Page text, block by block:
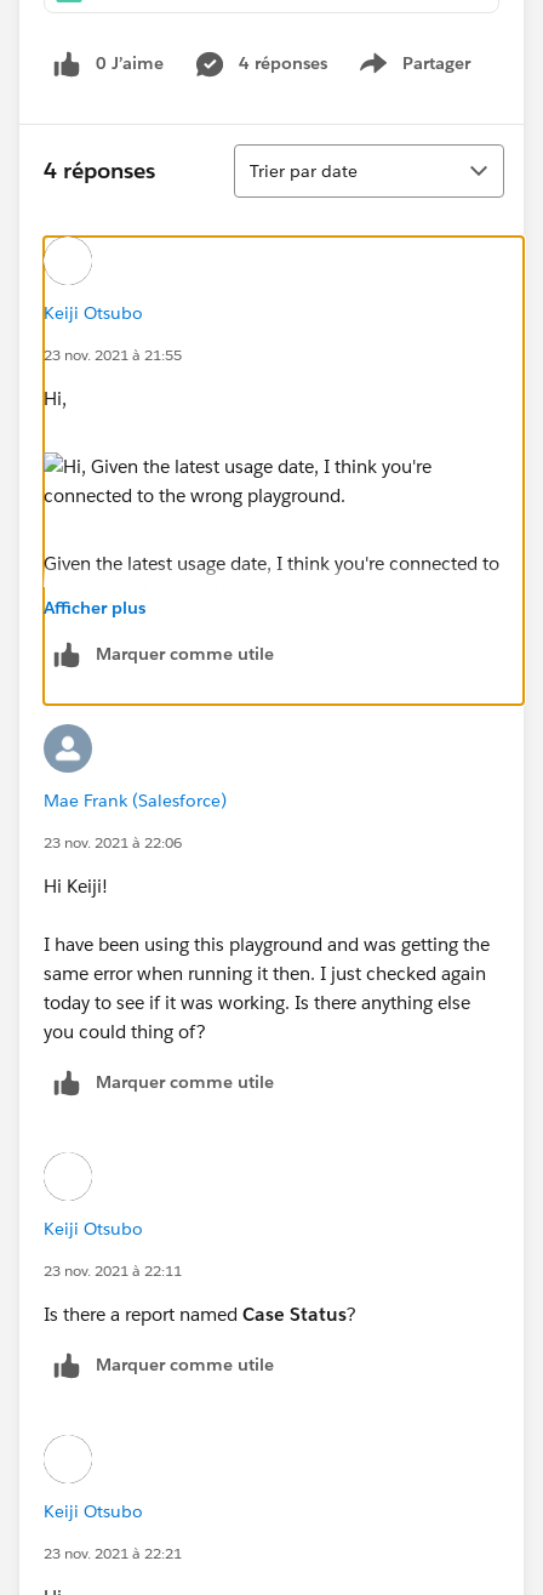
0 J’aime 4 réponses Partager
Show menu
4 réponses
Tri
Trier par date
Keiji Otsubo
23 nov. 2021 à 21:55
Hi,
Given the latest usage date, I think you're connected to
the wrong playground.
Afficher plus
Marquer comme utile
Mae Frank (Salesforce)
23 nov. 2021 à 22:06
Hi Keiji!
I have been using this playground and was getting the
same error when running it then. I just checked again
today to see if it was working. Is there anything else
you could thing of?
Marquer comme utile
Keiji Otsubo
23 nov. 2021 à 22:11
Is there a report named Case Status?
Marquer comme utile
Keiji Otsubo
23 nov. 2021 à 22:21